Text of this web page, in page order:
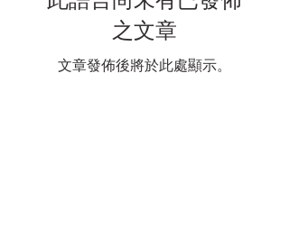
之文章
文章發佈後將於此處顯示。